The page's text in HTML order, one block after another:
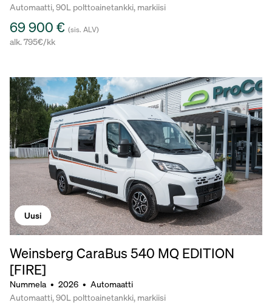
Automaatti, 90L polttoainetankki, markiisi
69 900 € (sis. ALV)
alk. 795€/kk
Uusi
Weinsberg CaraBus 540 MQ EDITION
[FIRE]
Nummela • 2026 • Automaatti
Automaatti, 90L polttoainetankki, markiisi